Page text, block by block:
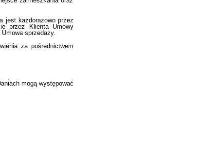
jest każdorazowo przez
przez Klienta Umowy
sprzedaży.
za pośrednictwem
mogą występować